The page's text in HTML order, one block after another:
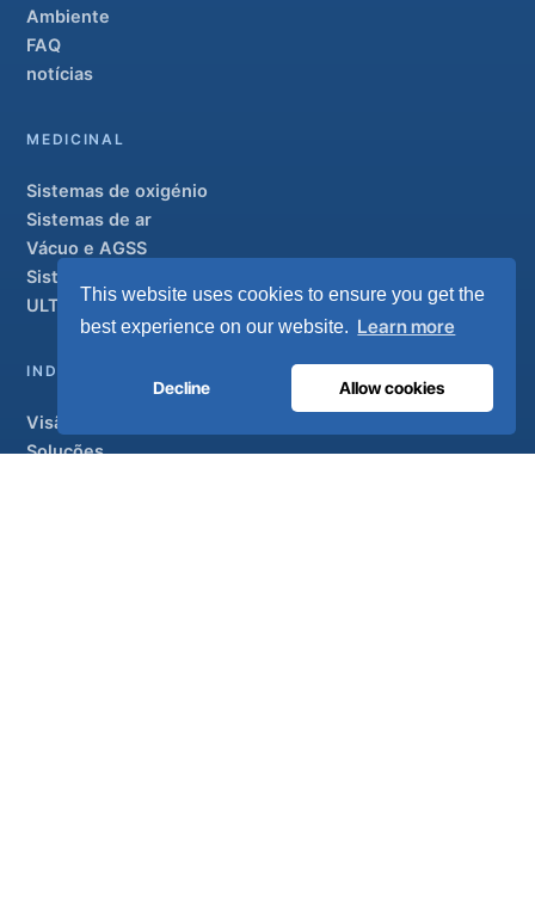
This website uses cookies to ensure you get the
best experience on our website. Learn more
Decline Allow cookies
Ambiente
FAQ
notícias
MEDICINAL
Sistemas de oxigénio
Sistemas de ar
Vácuo e AGSS
Sistemas de condutas
ULTRAOX
INDUSTRIAL
Visão geral
Soluções